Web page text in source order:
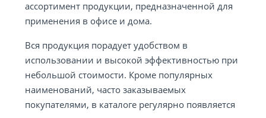
ассортимент продукции, предназначенной для
применения в офисе и дома.
Вся продукция порадует удобством в
использовании и высокой эффективностью при
небольшой стоимости. Кроме популярных
наименований, часто заказываемых
покупателями, в каталоге регулярно появляется